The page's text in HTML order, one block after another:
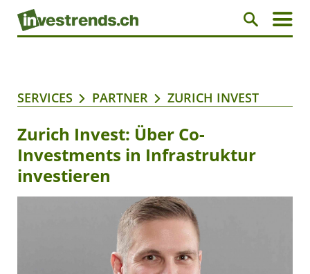
SERVICES PARTNER ZURICH INVEST
Zurich Invest: Über Co-
Investments in Infrastruktur
investieren